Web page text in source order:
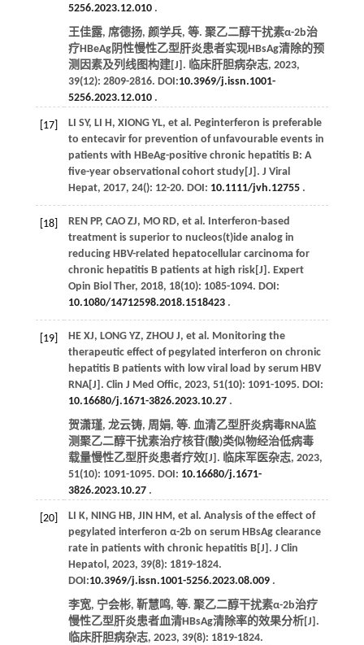
5256.2023.12.010.
王佳露, 席德扬, 颜学兵, 等. 聚乙二醇干扰素α-2b治
疗HBeAg阴性慢性乙型肝炎患者实现HBsAg清除的预
测因素及列线图构建[J]. 临床肝胆病杂志, 2023,
39(12): 2809-2816. DOI:10.3969/j.issn.1001-
5256.2023.12.010.
[17] LI SY, LI H, XIONG YL, et al . Peginterferon is preferable
to entecavir for prevention of unfavourable events in
patients with HBeAg-positive chronic hepatitis B: A
five-year observational cohort study[J]. J Viral
Hepat, 2017, 24(): 12-20. DOI: 10.1111/jvh.12755.
[18] REN PP, CAO ZJ, MO RD, et al . Interferon-based
treatment is superior to nucleos(t)ide analog in
reducing HBV-related hepatocellular carcinoma for
chronic hepatitis B patients at high risk[J]. Expert
Opin Biol Ther, 2018, 18(10): 1085-1094. DOI:
10.1080/14712598.2018.1518423.
[19] HE XJ, LONG YZ, ZHOU J, et al . Monitoring the
therapeutic effect of pegylated interferon on chronic
hepatitis B patients with low viral load by serum HBV
RNA[J]. Clin J Med Offic, 2023, 51(10): 1091-1095. DOI:
10.16680/j.1671-3826.2023.10.27.
贺潇瑾, 龙云铸, 周娟, 等. 血清乙型肝炎病毒RNA监
测聚乙二醇干扰素治疗核苷(酸)类似物经治低病毒
载量慢性乙型肝炎患者疗效[J]. 临床军医杂志, 2023,
51(10): 1091-1095. DOI: 10.16680/j.1671-
3826.2023.10.27.
[20] LI K, NING HB, JIN HM, et al . Analysis of the effect of
pegylated interferon α-2b on serum HBsAg clearance
rate in patients with chronic hepatitis B[J]. J Clin
Hepatol , 2023, 39(8): 1819-1824.
DOI:10.3969/j.issn.1001-5256.2023.08.009.
李宽, 宁会彬, 靳慧鸣, 等. 聚乙二醇干扰素α-2b治疗
慢性乙型肝炎患者血清HBsAg清除率的效果分析[J].
临床肝胆病杂志, 2023, 39(8): 1819-1824.